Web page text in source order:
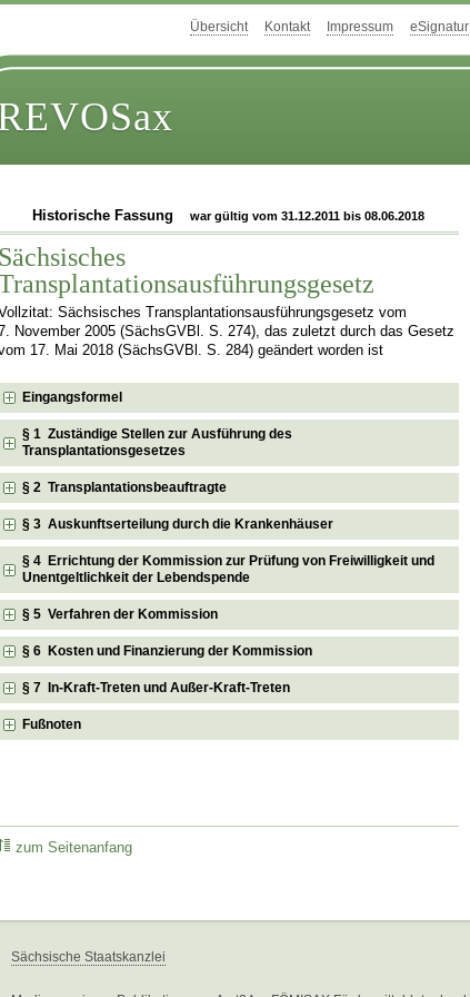
Übersicht Kontakt Impressum eSignatur
Historische Fassung war gültig vom 31.12.2011 bis 08.06.2018
Sächsisches
Sächsisches Transplantationsausführungsgesetz vom
November 2005 (SächsGVBl. S. 274), das zuletzt durch das Gesetz
17. Mai 2018 (SächsGVBl. S. 284) geändert worden ist
Eingangsformel
§ 1 Zuständige Stellen zur Ausführung des
Transplantationsgesetzes
§ 2 Transplantationsbeauftragte
§ 3 Auskunftserteilung durch die Krankenhäuser
§ 4 Errichtung der Kommission zur Prüfung von Freiwilligkeit und
Unentgeltlichkeit der Lebendspende
§ 5 Verfahren der Kommission
§ 6 Kosten und Finanzierung der Kommission
§ 7 In-Kraft-Treten und Außer-Kraft-Treten
Fußnoten
zum Seitenanfang
Sächsische Staatskanzlei